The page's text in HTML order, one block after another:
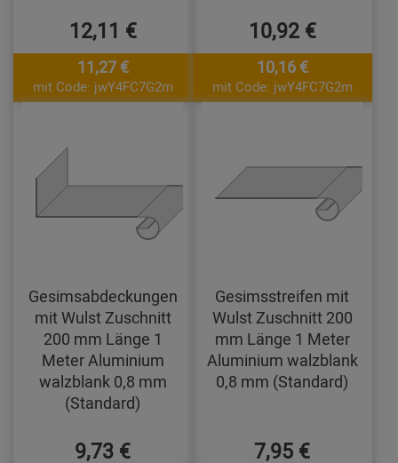
12,11 €
11,27 €
mit Code: jwY4FC7G2m
10,92 €
10,16 €
mit Code: jwY4FC7G2m
Gesimsabdeckungen
mit Wulst Zuschnitt
200 mm Länge 1
Meter Aluminium
walzblank 0,8 mm
(Standard)
9,73 €
Gesimsstreifen mit
Wulst Zuschnitt 200
mm Länge 1 Meter
Aluminium walzblank
0,8 mm (Standard)
7,95 €